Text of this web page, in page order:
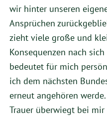
wir hinter unseren
Ansprüchen
zieht viele große und
Konsequenzen nach
bedeutet für mich
ich dem nächsten
erneut angehören
Trauer überwiegt bei mir